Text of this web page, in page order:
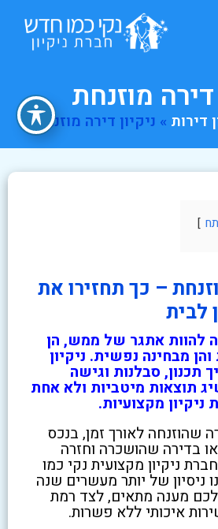
דירה מוזנחת
דירות » ניקיון דירה מוזנחת
– כך תחזירו את
לבית
להוות אתגר של ממש, הן
מבחינה נפשית. ניקיון
תכנון, סבלנות וגישה
תוצאות מיטביות ולא אחת
מקצועיות.
שהוזנחה לאורך זמן, בנכס
בדירה שהושכרה וחזרה
ניקיון מקצועית נקי כמו
ניסיון של יותר מעשרים שנה
מענה מתאים, לצד רמת
איכותי ללא פשרות.